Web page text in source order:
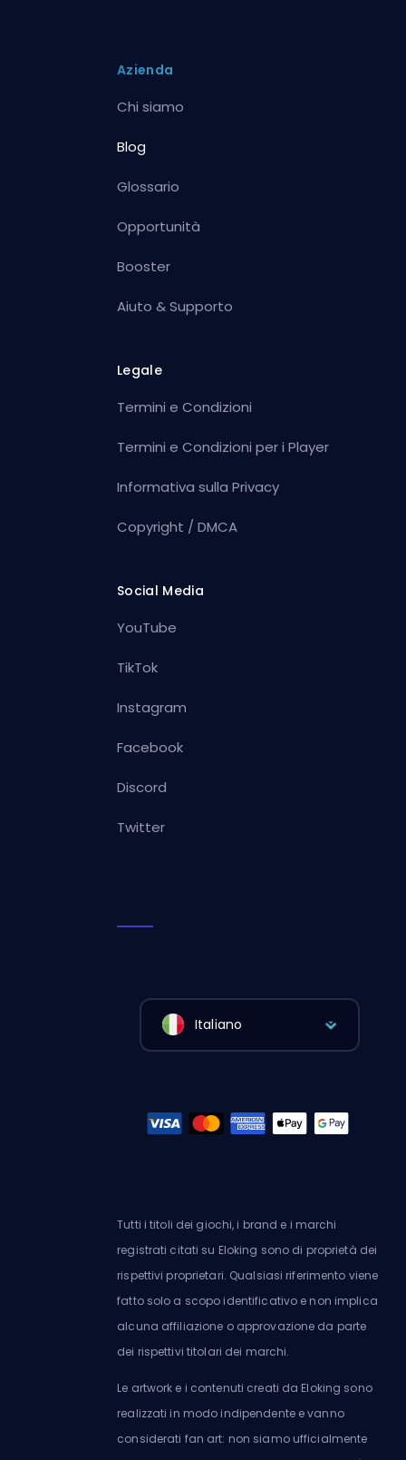
Azienda
Chi siamo
Blog
Glossario
Opportunità
Booster
Aiuto & Supporto
Legale
Termini e Condizioni
Termini e Condizioni per i Player
Informativa sulla Privacy
Copyright / DMCA
Social Media
YouTube
TikTok
Instagram
Facebook
Discord
Twitter
Italiano
Tutti i titoli dei giochi, i brand e i marchi
registrati citati su Eloking sono di proprietà dei
rispettivi proprietari. Qualsiasi riferimento viene
fatto solo a scopo identificativo e non implica
alcuna affiliazione o approvazione da parte
dei rispettivi titolari dei marchi.
Le artwork e i contenuti creati da Eloking sono
realizzati in modo indipendente e vanno
considerati fan art: non siamo ufficialmente